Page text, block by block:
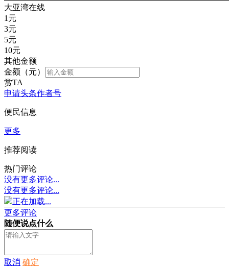
大亚湾在线
1 元
3元
5元
10元
其他金额
金额（元）
赏TA
申请头条作者号
便民信息
更多
推荐阅读
热门评论
没有更多评论...
没有更多评论...
正在加载...
更多评论
随便说点什么
取消 确定